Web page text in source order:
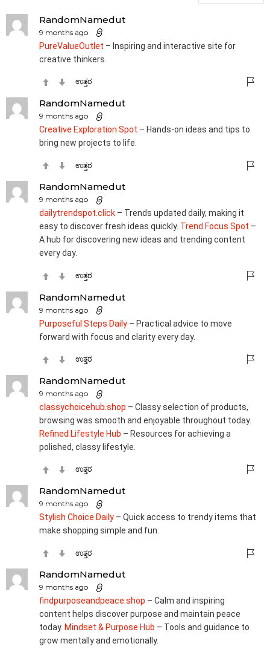
RandomNamedut
9 months ago
PureValueOutlet – Inspiring and interactive site for
creative thinkers.
ಉತ್ತರ
RandomNamedut
9 months ago
Creative Exploration Spot – Hands-on ideas and tips to
bring new projects to life.
ಉತ್ತರ
RandomNamedut
9 months ago
dailytrendspot.click – Trends updated daily, making it
easy to discover fresh ideas quickly. Trend Focus Spot –
A hub for discovering new ideas and trending content
every day.
ಉತ್ತರ
RandomNamedut
9 months ago
Purposeful Steps Daily – Practical advice to move
forward with focus and clarity every day.
ಉತ್ತರ
RandomNamedut
9 months ago
classychoicehub.shop – Classy selection of products,
browsing was smooth and enjoyable throughout today.
Refined Lifestyle Hub – Resources for achieving a
polished, classy lifestyle.
ಉತ್ತರ
RandomNamedut
9 months ago
Stylish Choice Daily – Quick access to trendy items that
make shopping simple and fun.
ಉತ್ತರ
RandomNamedut
9 months ago
findpurposeandpeace.shop – Calm and inspiring
content helps discover purpose and maintain peace
today. Mindset & Purpose Hub – Tools and guidance to
grow mentally and emotionally.